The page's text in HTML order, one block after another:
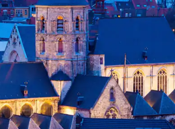
para St Jacob's Church